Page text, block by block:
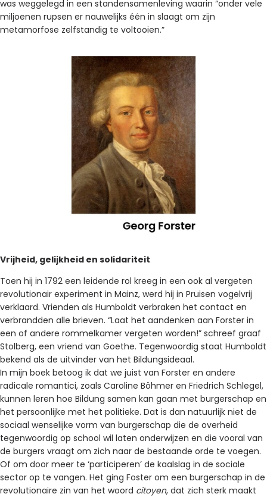
was weggelegd in een standensamenleving waarin “onder vele
miljoenen rupsen er nauwelijks één in slaagt om zijn
metamorfose zelfstandig te voltooien.”
Vrijheid, gelijkheid en solidariteit
Toen hij in 1792 een leidende rol kreeg in een ook al vergeten
revolutionair experiment in Mainz, werd hij in Pruisen vogelvrij
verklaard. Vrienden als Humboldt verbraken het contact en
verbrandden alle brieven. “Laat het aandenken aan Forster in
een of andere rommelkamer vergeten worden!” schreef graaf
Stolberg, een vriend van Goethe. Tegenwoordig staat Humboldt
bekend als de uitvinder van het Bildungsideaal.
In mijn boek betoog ik dat we juist van Forster en andere
radicale romantici, zoals Caroline Böhmer en Friedrich Schlegel,
kunnen leren hoe Bildung samen kan gaan met burgerschap en
het persoonlijke met het politieke. Dat is dan natuurlijk niet de
sociaal wenselijke vorm van burgerschap die de overheid
tegenwoordig op school wil laten onderwijzen en die vooral van
de burgers vraagt om zich naar de bestaande orde te voegen.
Of om door meer te ‘participeren’ de kaalslag in de sociale
sector op te vangen. Het ging Foster om een burgerschap in de
revolutionaire zin van het woord citoyen, dat zich sterk maakt